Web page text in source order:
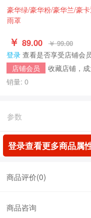
豪华绿/豪华粉/豪华兰/豪
雨罩
￥ 89.00 ￥ 99.00
登录 查看是否享受店铺会
店铺会员
收藏店铺，
销量: 0
参数
登录查看更多商品属
商品评价(0)
商品咨询